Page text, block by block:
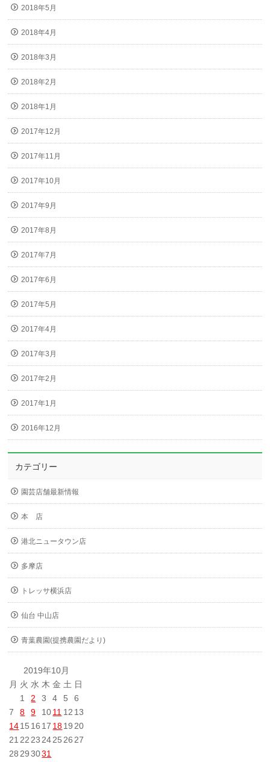
2018年5月
2018年4月
2018年3月
2018年2月
2018年1月
2017年12月
2017年11月
2017年10月
2017年9月
2017年8月
2017年7月
2017年6月
2017年5月
2017年4月
2017年3月
2017年2月
2017年1月
2016年12月
カテゴリー
園芸店舗最新情報
本 店
港北ニュータウン店
多摩店
トレッサ横浜店
仙台 中山店
青葉農園(提携農園だより)
2019年10月
月 火 水 木 金 土 日
1
2 3 4 5
6
7
8 9 1011 12 13
1415 16 17 1819 20
21 22 23 2425 26 27
28 29 3031